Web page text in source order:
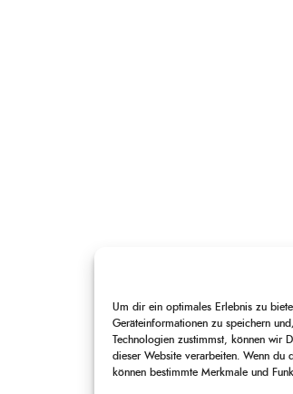
Um dir ein optimales Erlebnis zu
Geräteinformationen zu speichern
Technologien zustimmst, können wir
dieser Website verarbeiten. Wenn du
können bestimmte Merkmale und